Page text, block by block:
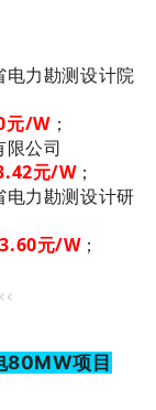
电力勘测设计院
元/W；
限公司
元/W；
电力勘测设计研
3.60元/W；
80MW项目